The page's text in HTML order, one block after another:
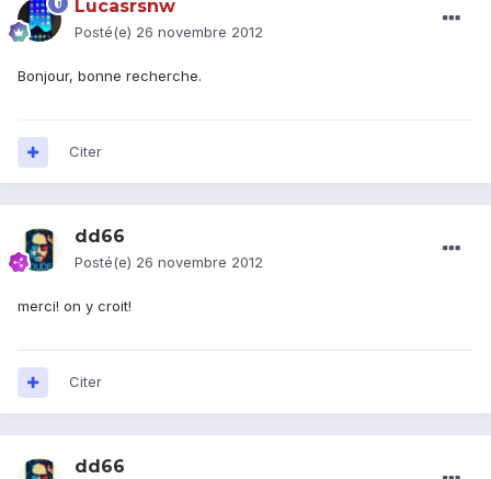
Lucasrsnw
Posté(e) 26 novembre 2012
Bonjour, bonne recherche.
Citer
dd66
Posté(e) 26 novembre 2012
merci! on y croit!
Citer
dd66